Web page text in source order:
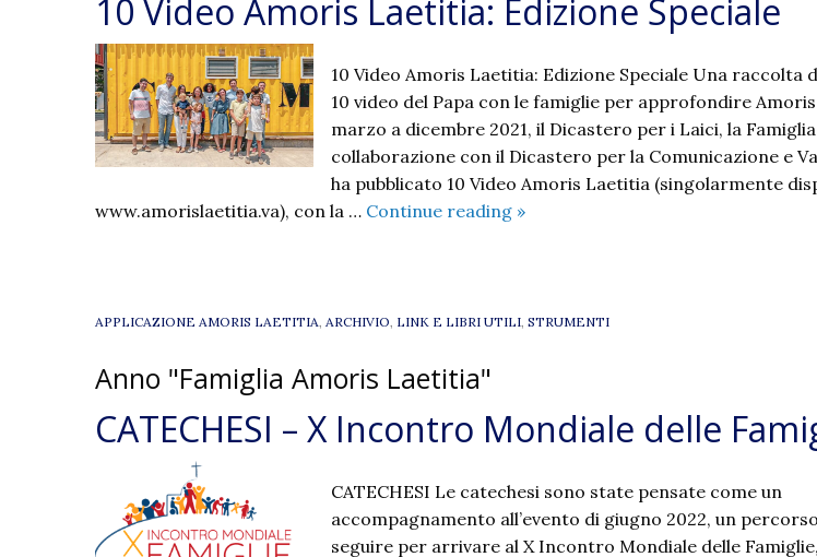
10 Video Amoris Laetitia: Edizione Speciale
10 Video Amoris Laetitia: Edizione Speciale Una raccolta
10 video del Papa con le famiglie per approfondire
marzo a dicembre 2021, il Dicastero per i Laici, la
collaborazione con il Dicastero per la Comunicazione e
ha pubblicato 10 Video Amoris Laetitia (singolarmente
www.amorislaetitia.va), con la … Continue reading 10
Edizione
»
APPLICAZIONE AMORIS LAETITIA, ARCHIVIO, LINK E LIBRI UTILI, STRUMENTI
Anno "Famiglia Amoris Laetitia"
CATECHESI – X Incontro Mondiale delle
CATECHESI Le catechesi sono state pensate come un
accompagnamento all’evento di giugno 2022, un
seguire per arrivare al X Incontro Mondiale delle